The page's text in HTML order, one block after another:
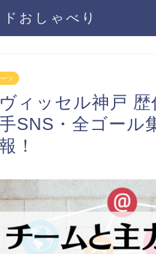
ドおしゃべり
ツ
ヴィッセル神戸
SNS・全ゴー
！